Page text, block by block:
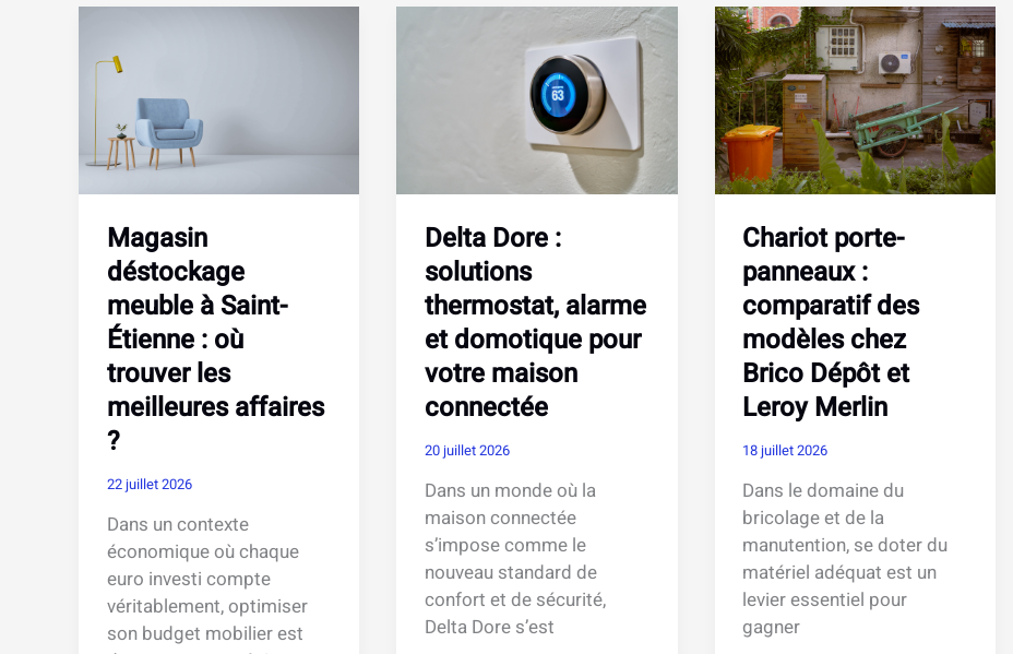
initiatives
actions
dans
les
Hauts-
de-
électroménager
commande
pour
restaurateurs
et
serveurs
Magasin
déstockage
meuble à Saint-
Étienne : où
trouver les
meilleures affaires
?
22 juillet 2026
Dans un contexte
économique où chaque
euro investi compte
véritablement, optimiser
son budget mobilier est
Delta Dore :
solutions
thermostat, alarme
et domotique pour
votre maison
connectée
20 juillet 2026
Dans un monde où la
maison connectée
s’impose comme le
nouveau standard de
confort et de sécurité,
Delta Dore s’est
Chariot porte-
panneaux :
comparatif des
modèles chez
Brico Dépôt et
Leroy Merlin
18 juillet 2026
Dans le domaine du
bricolage et de la
manutention, se doter du
matériel adéquat est un
levier essentiel pour
gagner